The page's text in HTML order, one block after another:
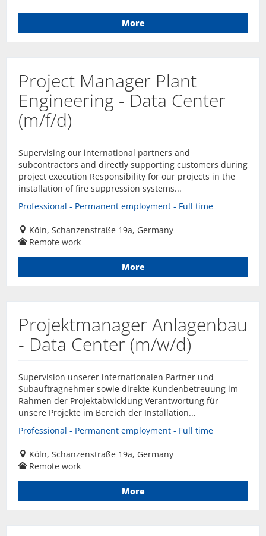
More
Project Manager Plant
Engineering - Data Center
(m/f/d)
Supervising our international partners and
subcontractors and directly supporting customers during
project execution Responsibility for our projects in the
installation of fire suppression systems...
Professional - Permanent employment - Full time
Köln, Schanzenstraße 19a, Germany
Remote work
More
Projektmanager Anlagenbau
- Data Center (m/w/d)
Supervision unserer internationalen Partner und
Subauftragnehmer sowie direkte Kundenbetreuung im
Rahmen der Projektabwicklung Verantwortung für
unsere Projekte im Bereich der Installation...
Professional - Permanent employment - Full time
Köln, Schanzenstraße 19a, Germany
Remote work
More